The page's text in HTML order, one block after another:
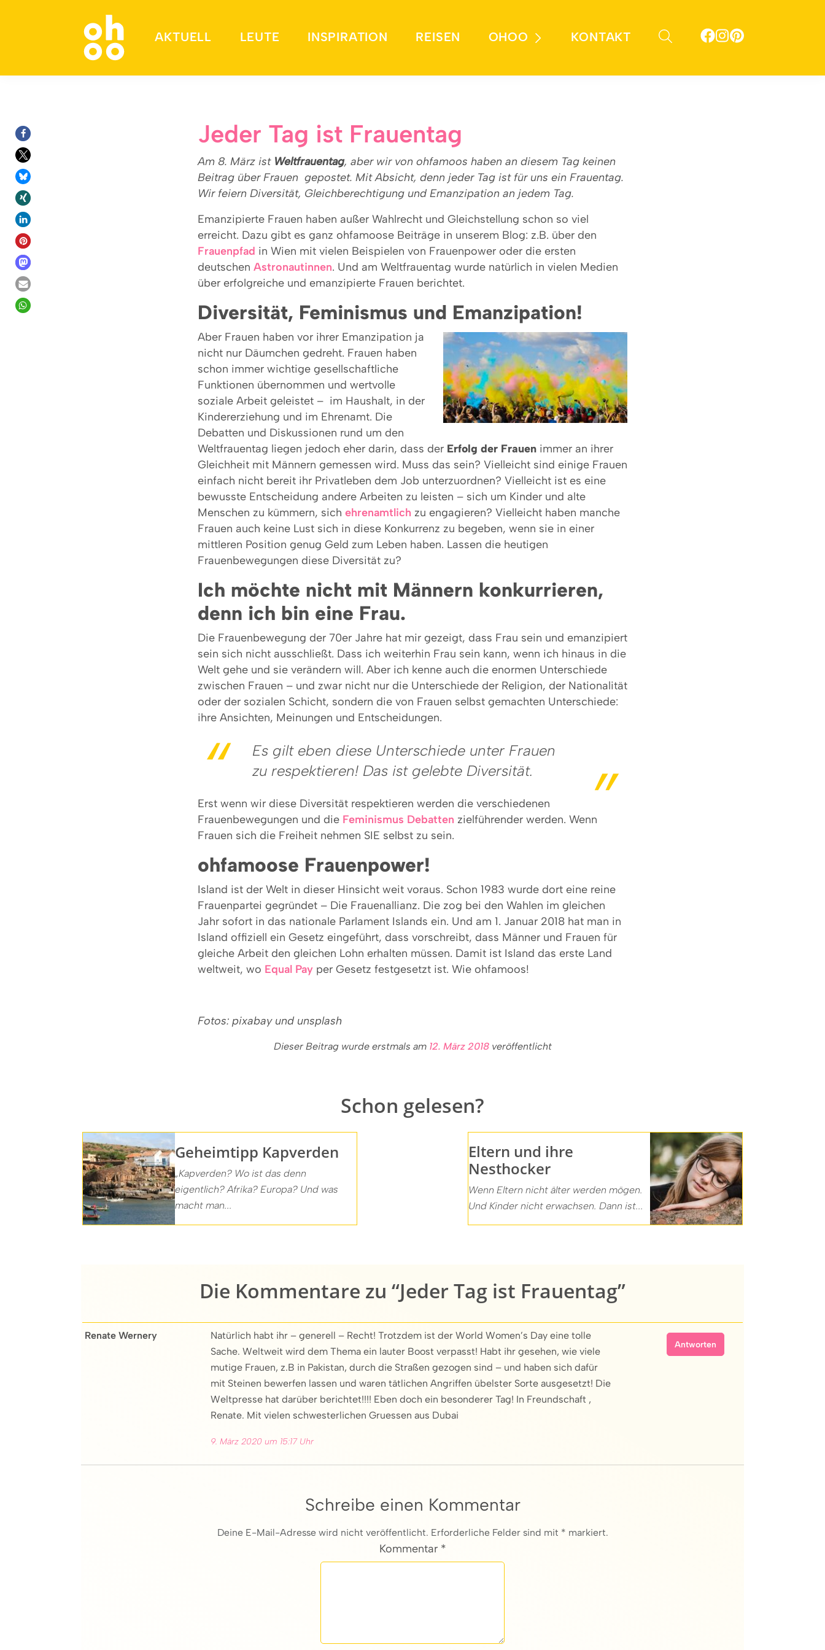
AKTUELL LEUTE INSPIRATION REISEN OHOO KONTAKT
Jeder Tag ist Frauentag
Am 8. März ist Weltfrauentag, aber wir von ohfamoos haben an diesem Tag keinen
Beitrag über Frauen gepostet. Mit Absicht, denn jeder Tag ist für uns ein Frauentag.
Wir feiern Diversität, Gleichberechtigung und Emanzipation an jedem Tag.
Emanzipierte Frauen haben außer Wahlrecht und Gleichstellung schon so viel
erreicht. Dazu gibt es ganz ohfamoose Beiträge in unserem Blog: z.B. über den
Frauenpfad in Wien mit vielen Beispielen von Frauenpower oder die ersten
deutschen Astronautinnen. Und am Weltfrauentag wurde natürlich in vielen Medien
über erfolgreiche und emanzipierte Frauen berichtet.
Diversität, Feminismus und Emanzipation!
Aber Frauen haben vor ihrer Emanzipation ja
nicht nur Däumchen gedreht. Frauen haben
schon immer wichtige gesellschaftliche
Funktionen übernommen und wertvolle
soziale Arbeit geleistet – im Haushalt, in der
Kindererziehung und im Ehrenamt. Die
Debatten und Diskussionen rund um den
Weltfrauentag liegen jedoch eher darin, dass der Erfolg der Frauen immer an ihrer
Gleichheit mit Männern gemessen wird. Muss das sein? Vielleicht sind einige Frauen
einfach nicht bereit ihr Privatleben dem Job unterzuordnen? Vielleicht ist es eine
bewusste Entscheidung andere Arbeiten zu leisten – sich um Kinder und alte
Menschen zu kümmern, sich ehrenamtlich zu engagieren? Vielleicht haben manche
Frauen auch keine Lust sich in diese Konkurrenz zu begeben, wenn sie in einer
mittleren Position genug Geld zum Leben haben. Lassen die heutigen
Frauenbewegungen diese Diversität zu?
Ich möchte nicht mit Männern konkurrieren,
denn ich bin eine Frau.
Die Frauenbewegung der 70er Jahre hat mir gezeigt, dass Frau sein und emanzipiert
sein sich nicht ausschließt. Dass ich weiterhin Frau sein kann, wenn ich hinaus in die
Welt gehe und sie verändern will. Aber ich kenne auch die enormen Unterschiede
zwischen Frauen – und zwar nicht nur die Unterschiede der Religion, der Nationalität
oder der sozialen Schicht, sondern die von Frauen selbst gemachten Unterschiede:
ihre Ansichten, Meinungen und Entscheidungen.
Es gilt eben diese Unterschiede unter Frauen
zu respektieren! Das ist gelebte Diversität.
Erst wenn wir diese Diversität respektieren werden die verschiedenen
Frauenbewegungen und die Feminismus Debatten zielführender werden. Wenn
Frauen sich die Freiheit nehmen SIE selbst zu sein.
ohfamoose Frauenpower!
Island ist der Welt in dieser Hinsicht weit voraus. Schon 1983 wurde dort eine reine
Frauenpartei gegründet – Die Frauenallianz. Die zog bei den Wahlen im gleichen
Jahr sofort in das nationale Parlament Islands ein. Und am 1. Januar 2018 hat man in
Island offiziell ein Gesetz eingeführt, dass vorschreibt, dass Männer und Frauen für
gleiche Arbeit den gleichen Lohn erhalten müssen. Damit ist Island das erste Land
weltweit, wo Equal Pay per Gesetz festgesetzt ist. Wie ohfamoos!
Fotos: pixabay und unsplash
Dieser Beitrag wurde erstmals am 12. März 2018veröffentlicht
Schon gelesen?
Geheimtipp Kapverden
„Kapverden? Wo ist das denn
eigentlich? Afrika? Europa? Und was
macht man...
Eltern und ihre
Nesthocker
Wenn Eltern nicht älter werden mögen.
Und Kinder nicht erwachsen. Dann ist...
Die Kommentare zu “Jeder Tag ist Frauentag”
Renate Wernery
Natürlich habt ihr – generell – Recht! Trotzdem ist der World Women’s Day eine tolle
Sache. Weltweit wird dem Thema ein lauter Boost verpasst! Habt ihr gesehen, wie viele
mutige Frauen, z.B in Pakistan, durch die Straßen gezogen sind – und haben sich dafür
mit Steinen bewerfen lassen und waren tätlichen Angriffen übelster Sorte ausgesetzt! Die
Weltpresse hat darüber berichtet!!!! Eben doch ein besonderer Tag! In Freundschaft ,
Renate. Mit vielen schwesterlichen Gruessen aus Dubai
9. März 2020 um 15:17 Uhr
Antworten
Schreibe einen Kommentar
Deine E-Mail-Adresse wird nicht veröffentlicht. Erforderliche Felder sind mit * markiert.
Kommentar *